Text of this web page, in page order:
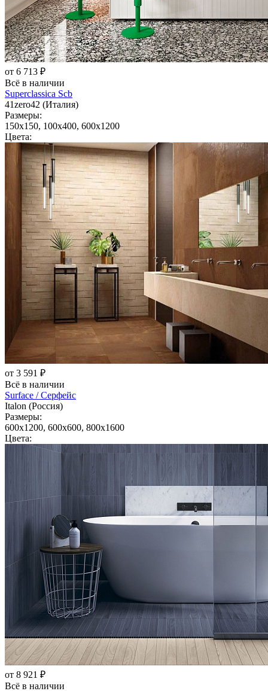
от 6 713 ₽
Всё в наличии
Superclassica Scb
41zero42 (Италия)
Размеры:
150x150, 100x400, 600x1200
Цвета:
от 3 591 ₽
Всё в наличии
Surface / Серфейс
Italon (Россия)
Размеры:
600x1200, 600x600, 800x1600
Цвета:
от 8 921 ₽
Всё в наличии